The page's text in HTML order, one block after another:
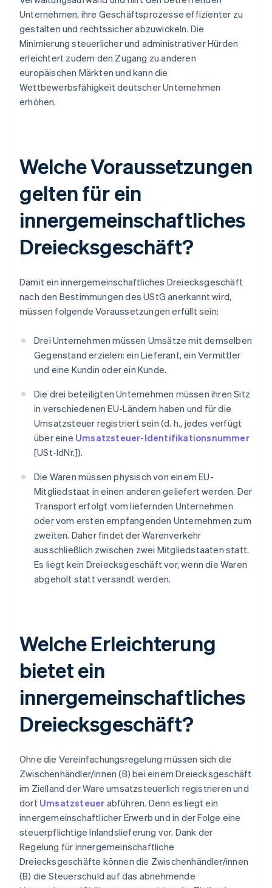
Unternehmen, ihre Geschäftsprozesse effizienter zu
gestalten und rechtssicher abzuwickeln. Die
Minimierung steuerlicher und administrativer Hürden
erleichtert zudem den Zugang zu anderen
europäischen Märkten und kann die
Wettbewerbsfähigkeit deutscher Unternehmen
erhöhen.
Welche Voraussetzungen
gelten für ein
innergemeinschaftliches
Dreiecksgeschäft?
Damit ein innergemeinschaftliches Dreiecksgeschäft
nach den Bestimmungen des UStG anerkannt wird,
müssen folgende Voraussetzungen erfüllt sein:
Drei Unternehmen müssen Umsätze mit demselben
Gegenstand erzielen: ein Lieferant, ein Vermittler
und eine Kundin oder ein Kunde.
Die drei beteiligten Unternehmen müssen ihren Sitz
in verschiedenen EU-Ländern haben und für die
Umsatzsteuer registriert sein (d. h., jedes verfügt
über eine Umsatzsteuer-Identifikationsnummer
[USt-IdNr.]).
Die Waren müssen physisch von einem EU-
Mitgliedstaat in einen anderen geliefert werden. Der
Transport erfolgt vom liefernden Unternehmen
oder vom ersten empfangenden Unternehmen zum
zweiten. Daher findet der Warenverkehr
ausschließlich zwischen zwei Mitgliedstaaten statt.
Es liegt kein Dreiecksgeschäft vor, wenn die Waren
abgeholt statt versandt werden.
Welche Erleichterung
bietet ein
innergemeinschaftliches
Dreiecksgeschäft?
Ohne die Vereinfachungsregelung müssen sich die
Zwischenhändler/innen (B) bei einem Dreiecksgeschäft
im Zielland der Ware umsatzsteuerlich registrieren und
dort Umsatzsteuer abführen. Denn es liegt ein
innergemeinschaftlicher Erwerb und in der Folge eine
steuerpflichtige Inlandslieferung vor. Dank der
Regelung für innergemeinschaftliche
Dreiecksgeschäfte können die Zwischenhändler/innen
(B) die Steuerschuld auf das abnehmende